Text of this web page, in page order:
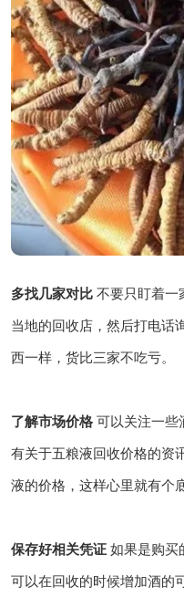
多找几家对比不要只盯着一
当地的回收店，然后打电话
西一样，货比三家不吃亏。
了解市场价格可以关注一些
有关于五粮液回收价格的资
液的价格，这样心里就有个
保存好相关凭证如果是购买
可以在回收的时候增加酒的